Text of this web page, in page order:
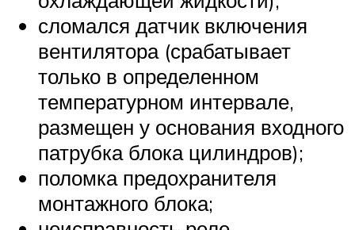
сломался датчик включения
вентилятора (срабатывает
только в определенном
температурном интервале,
размещен у основания входного
патрубка блока цилиндров);
поломка предохранителя
монтажного блока;